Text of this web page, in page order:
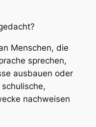
Menschen, die
sprechen,
ausbauen oder
nachweisen